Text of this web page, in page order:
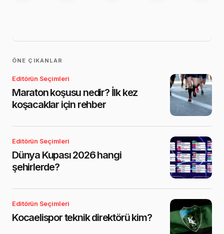
ÖNE ÇIKANLAR
Editörün Seçimleri
Maraton koşusu nedir? İlk kez
koşacaklar için rehber
Editörün Seçimleri
Dünya Kupası 2026 hangi
şehirlerde?
Editörün Seçimleri
Kocaelispor teknik direktörü kim?